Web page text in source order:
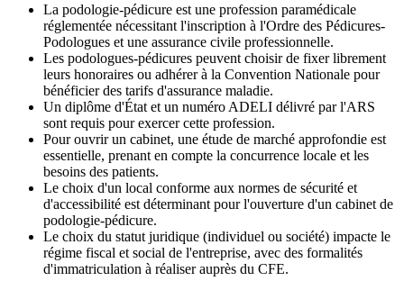
La podologie-pédicure est une profession paramédicale
réglementée nécessitant l'inscription à l'Ordre des Pédicures-
Podologues et une assurance civile professionnelle.
Les podologues-pédicures peuvent choisir de fixer librement
leurs honoraires ou adhérer à la Convention Nationale pour
bénéficier des tarifs d'assurance maladie.
Un diplôme d'État et un numéro ADELI délivré par l'ARS
sont requis pour exercer cette profession.
Pour ouvrir un cabinet, une étude de marché approfondie est
essentielle, prenant en compte la concurrence locale et les
besoins des patients.
Le choix d'un local conforme aux normes de sécurité et
d'accessibilité est déterminant pour l'ouverture d'un cabinet de
podologie-pédicure.
Le choix du statut juridique (individuel ou société) impacte le
régime fiscal et social de l'entreprise, avec des formalités
d'immatriculation à réaliser auprès du CFE.